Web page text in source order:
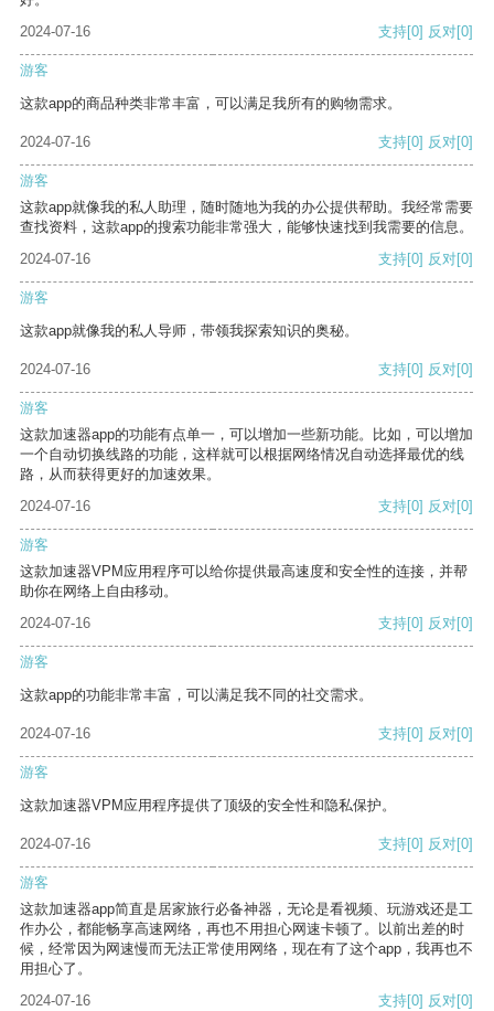
2024-07-16
支持[0] 反对[0]
游客
这款app的商品种类非常丰富，可以满足我所有的购物需求。
2024-07-16 支持[0] 反对[0]
游客
这款app就像我的私人助理，随时随地为我的办公提供帮助。我经常需要
查找资料，这款app的搜索功能非常强大，能够快速找到我需要的信息。
2024-07-16
支持[0] 反对[0]
游客
这款app就像我的私人导师，带领我探索知识的奥秘。
2024-07-16 支持[0] 反对[0]
游客
这款加速器app的功能有点单一，可以增加一些新功能。比如，可以增加
一个自动切换线路的功能，这样就可以根据网络情况自动选择最优的线
路，从而获得更好的加速效果。
2024-07-16
支持[0] 反对[0]
游客
这款加速器VPM应用程序可以给你提供最高速度和安全性的连接，并帮
助你在网络上自由移动。
2024-07-16
支持[0] 反对[0]
游客
这款app的功能非常丰富，可以满足我不同的社交需求。
2024-07-16 支持[0] 反对[0]
游客
这款加速器VPM应用程序提供了顶级的安全性和隐私保护。
2024-07-16 支持[0] 反对[0]
游客
这款加速器app简直是居家旅行必备神器，无论是看视频、玩游戏还是工
作办公，都能畅享高速网络，再也不用担心网速卡顿了。以前出差的时
候，经常因为网速慢而无法正常使用网络，现在有了这个app，我再也不
用担心了。
2024-07-16
支持[0] 反对[0]